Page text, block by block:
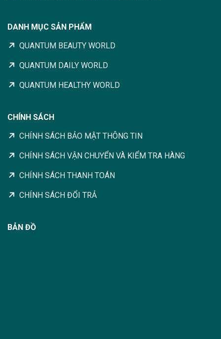
DANH MỤC SẢN PHẨM
QUANTUM BEAUTY WORLD
QUANTUM DAILY WORLD
QUANTUM HEALTHY WORLD
CHÍNH SÁCH
CHÍNH SÁCH BẢO MẬT THÔNG TIN
CHÍNH SÁCH VẬN CHUYỂN VÀ KIỂM TRA HÀNG
CHÍNH SÁCH THANH TOÁN
CHÍNH SÁCH ĐỔI TRẢ
BẢN ĐỒ